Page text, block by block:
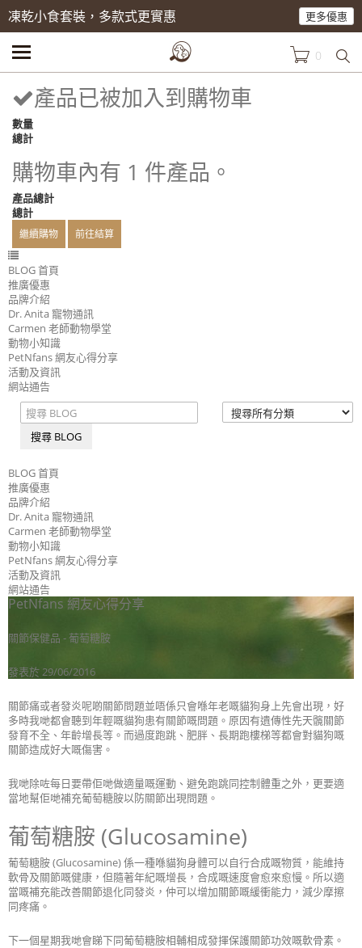
凍乾小食套裝，多款式更實惠 更多優惠
0
產品已被加入到購物車
數量
總計
購物車內有 1 件產品。
產品總計
總計
繼續購物 前往結算
BLOG 首頁
推廣優惠
品牌介紹
Dr. Anita 寵物通訊
Carmen 老師動物學堂
動物小知識
PetNfans 網友心得分享
活動及資訊
網站通告
搜尋 BLOG
BLOG 首頁
推廣優惠
品牌介紹
Dr. Anita 寵物通訊
Carmen 老師動物學堂
動物小知識
PetNfans 網友心得分享
活動及資訊
網站通告
PetNfans 網友心得分享
關節保健品 - 葡萄糖胺
發表於 29/06/2016
關節痛或者發炎呢啲關節問題並唔係只會喺年老嘅貓狗身上先會出現，好
多時我哋都會聽到年輕嘅貓狗患有關節嘅問題。原因有遺傳性先天髖關節
發育不全、年齡增長等。而過度跑跳、肥胖、長期跑樓梯等都會對貓狗嘅
關節造成好大嘅傷害。
我哋除咗每日要帶佢哋做適量嘅運動、避免跑跳同控制體重之外，更要適
當地幫佢哋補充葡萄糖胺以防關節出現問題。
葡萄糖胺 (Glucosamine)
葡萄糖胺 (Glucosamine) 係一種喺貓狗身體可以自行合成嘅物質，能維持
軟骨及關節嘅健康，但隨著年紀嘅增長，合成嘅速度會愈來愈慢。所以適
當嘅補充能改善關節退化同發炎，仲可以增加關節嘅緩衝能力，減少摩擦
同疼痛。
下一個星期我哋會睇下同葡萄糖胺相輔相成發揮保護關節功效嘅軟骨素。